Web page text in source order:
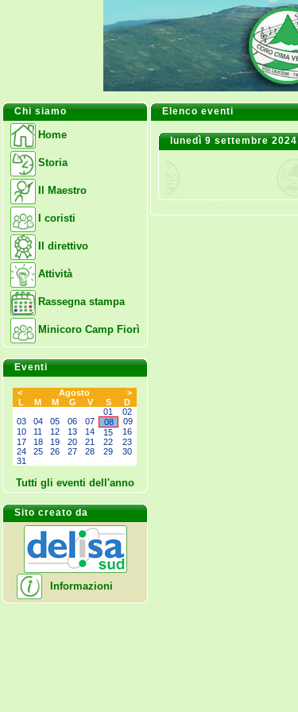
Chi siamo
Home
Storia
Il Maestro
I coristi
Il direttivo
Attività
Rassegna stampa
Minicoro Camp Fiorì
Eventi
< Agosto
>
L
M M G V S
D
01
02
03
04 05 06 07 08
09
10
11 12 13 14 15
16
17
18 19 20 21 22
23
24
25 26 27 28 29
30
31
Tutti gli eventi dell'anno
Sito creato da
Informazioni
Elenco eventi
lunedì 9 settembre 2024